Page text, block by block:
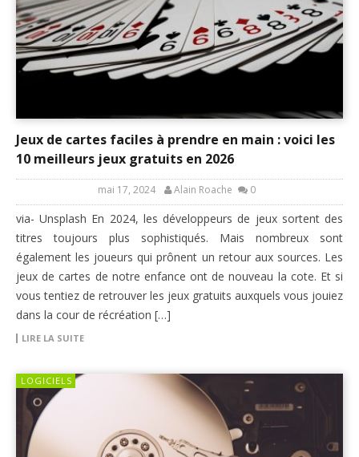
Jeux de cartes faciles à prendre en main : voici les
10 meilleurs jeux gratuits en 2026
mai 17, 2024 Alain Roache 0
via- Unsplash En 2024, les développeurs de jeux sortent des
titres toujours plus sophistiqués. Mais nombreux sont
également les joueurs qui prônent un retour aux sources. Les
jeux de cartes de notre enfance ont de nouveau la cote. Et si
vous tentiez de retrouver les jeux gratuits auxquels vous jouiez
dans la cour de récréation […]
LIRE LA SUITE
LOGICIELS